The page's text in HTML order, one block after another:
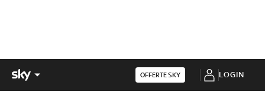
OFFERTE SKY LOGIN